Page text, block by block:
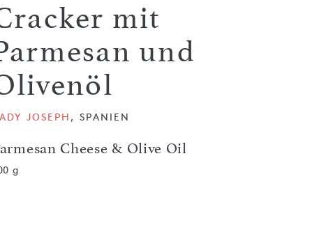
mit
und
Cheese & Olive Oil
JOSEPH , SPANIEN
g